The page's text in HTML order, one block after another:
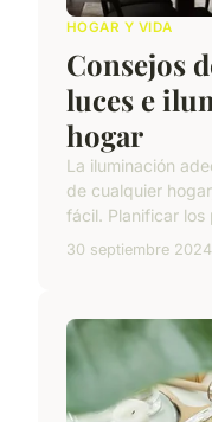
HOGAR Y VIDA
Consejos
luces e
hogar
La iluminación
de cualquier
fácil. Planificar los
30 septiembre 2024